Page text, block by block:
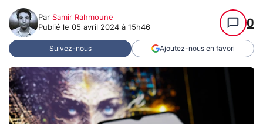
Par Samir Rahmoune
Publié le 05 avril 2024 à 15h46 0
Suivez-nous Ajoutez-nous en favori